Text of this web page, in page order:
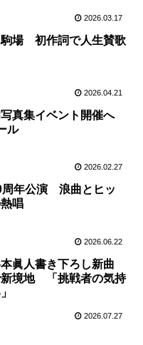
2026.03.17
駒場 初作詞で人生賛歌
2026.04.21
真集イベント開催へ
ル
2026.02.27
周年公演 浪曲とヒッ
唱
2026.06.22
眞人書き下ろし新曲
新境地 「挑戦者の気持
2026.07.27